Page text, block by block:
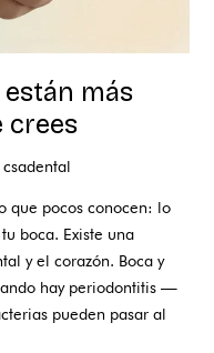
más
crees
csadental
que pocos conocen: lo
boca. Existe una
y el corazón. Boca y
hay periodontitis —
pueden pasar al